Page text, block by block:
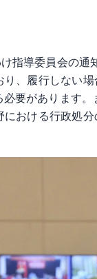
指導委員会の
、履行しない
要があります
おける行政処